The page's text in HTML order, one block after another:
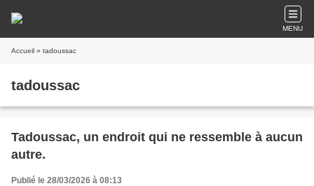
MENU
Accueil » tadoussac
tadoussac
Tadoussac, un endroit qui ne ressemble à aucun
autre.
Publié le 28/03/2026 à 08:13